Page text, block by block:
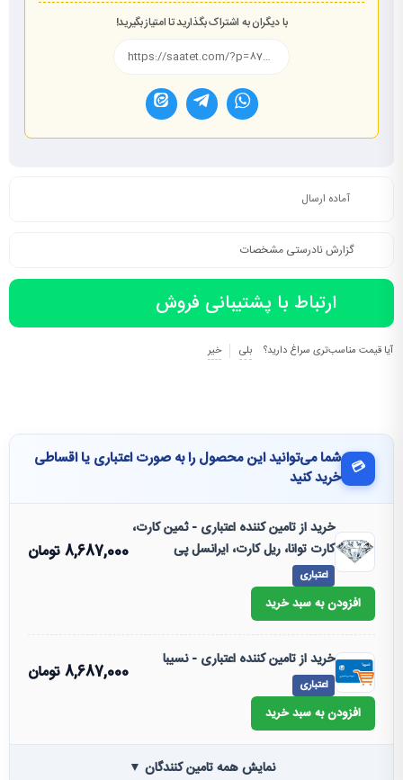
با دیگران به اشتراک بگذارید تا امتیاز بگیرید!
آماده ارسال
گزارش نادرستی مشخصات
ارتباط با پشتیبانی فروش
آیا قیمت مناسب‌تری سراغ دارید؟ بلی خیر
💳 شما می‌توانید این محصول را به صورت اعتباری یا اقساطی
خرید کنید
خرید از تامین کننده اعتباری - ثمین کارت،
کارت توانا، ریل کارت، ایرانسل پی
اعتباری
8,687,000تومان
افزودن به سبد خرید
خرید از تامین کننده اعتباری - نسیبا
اعتباری
8,687,000تومان
افزودن به سبد خرید
نمایش همه تامین کنندگان ▼